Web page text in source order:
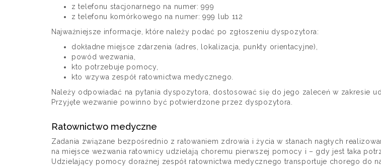
z telefonu stacjonarnego na numer: 999
z telefonu komórkowego na numer: 999 lub 112
Najważniejsze informacje, które należy podać po zgłoszeniu dyspozytora:
dokładne miejsce zdarzenia (adres, lokalizacja, punkty orientacyjne),
powód wezwania,
kto potrzebuje pomocy,
kto wzywa zespół ratownictwa medycznego.
Należy odpowiadać na pytania dyspozytora, dostosować się do jego zaleceń w zakresie
Przyjęte wezwanie powinno być potwierdzone przez dyspozytora.
Ratownictwo medyczne
Zadania związane bezpośrednio z ratowaniem zdrowia i życia w stanach nagłych
na miejsce wezwania ratownicy udzielają choremu pierwszej pomocy i – gdy jest taka
Udzielający pomocy doraźnej zespół ratownictwa medycznego transportuje chorego do